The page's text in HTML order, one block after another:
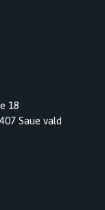
18
Saue vald